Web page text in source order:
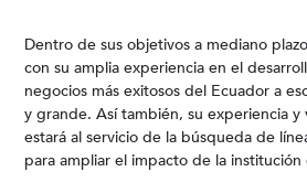
Dentro de sus objetivos a mediano
con su amplia experiencia en el
negocios más exitosos del Ecuador a
y grande. Así también, su experiencia y
estará al servicio de la búsqueda de
para ampliar el impacto de la institución